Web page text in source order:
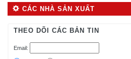
CÁC NHÀ SẢN XUẤT
THEO DÕI CÁC BẢN TIN
Email: